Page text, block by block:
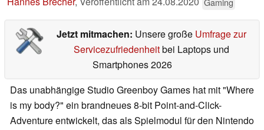
Jetzt mitmachen: Unsere große Umfrage zur
Servicezufriedenheitbei Laptops und
Smartphones 2026
Das unabhängige Studio Greenboy Games hat mit "Where
is my body?" ein brandneues 8-bit Point-and-Click-
Adventure entwickelt, das als Spielmodul für den Nintendo